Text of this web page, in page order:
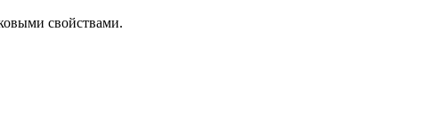
свойствами.